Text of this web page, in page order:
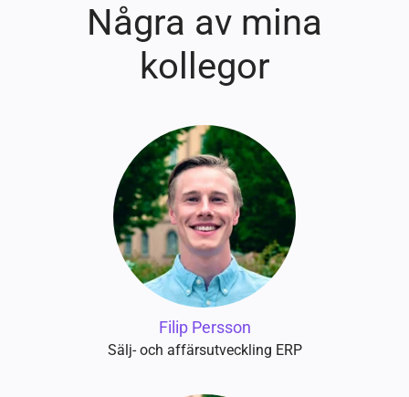
Några av mina
kollegor
Filip Persson
Sälj- och affärsutveckling ERP